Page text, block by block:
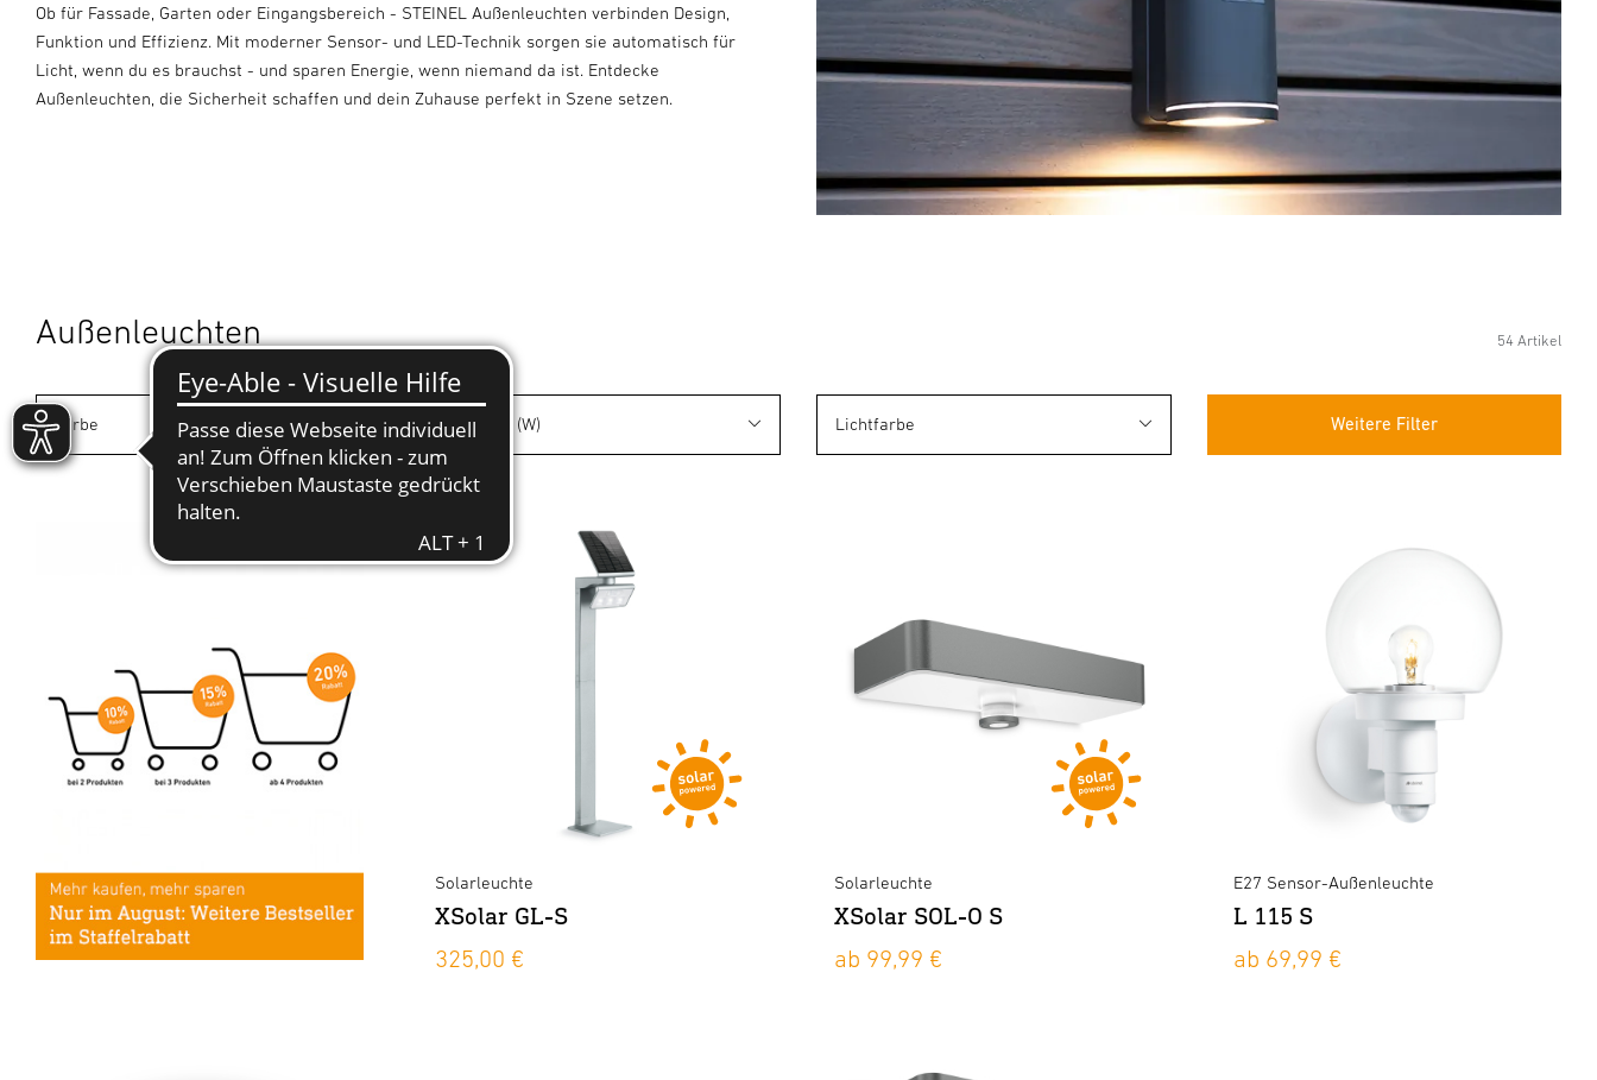
Ob für Fassade, Garten oder Eingangsbereich - STEINEL Außenleuchten verbinden Design,
Funktion und Effizienz. Mit moderner Sensor- und LED-Technik sorgen sie automatisch für
Licht, wenn du es brauchst - und sparen Energie, wenn niemand da ist. Entdecke
Außenleuchten, die Sicherheit schaffen und dein Zuhause perfekt in Szene setzen.
Außenleuchten 54 Artikel
Weitere Filter
Farbe Leistung (W) Lichtfarbe
Solarleuchte
XSolar GL-S
325,00 €
Solarleuchte
XSolar SOL-O S
ab 99,99 €
E27 Sensor-Außenleuchte
L 115 S
ab 69,99 €